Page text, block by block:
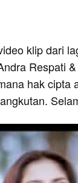
klip dari
Respati
hak cipta